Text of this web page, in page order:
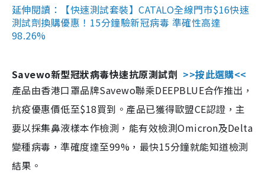
延伸閱讀：【快速測試套裝】CATALO全線門市$16快速
測試劑換購優惠！15分鐘驗新冠病毒 準確性高達
98.26%
Savewo新型冠狀病毒快速抗原測試劑 >>按此選購<<
產品由香港口罩品牌Savewo聯乘DEEPBLUE合作推出，
抗疫優惠價低至$18買到。產品已獲得歐盟CE認證，主
要以採集鼻液樣本作檢測，能有效檢測Omicron及Delta
變種病毒，準確度達至99%，最快15分鐘就能知道檢測
結果。